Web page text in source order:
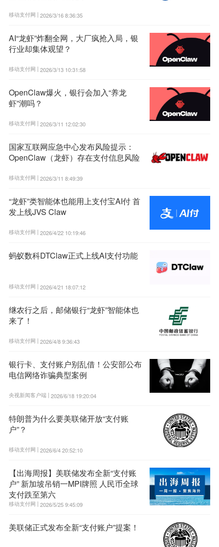
移动支付网 | 2026/3/16 8:36:35
AI“龙虾”炸翻全网，大厂疯抢入局，银
行业却集体观望？
移动支付网 | 2026/3/13 10:31:58
OpenClaw爆火，银行会加入“养龙
虾”潮吗？
移动支付网 | 2026/3/11 12:02:30
国家互联网应急中心发布风险提示：
OpenClaw（龙虾）存在支付信息风险
移动支付网 | 2026/3/11 8:49:39
“龙虾”类智能体也能用上支付宝AI付 首
发上线JVS Claw
移动支付网 | 2026/4/22 10:19:46
蚂蚁数科DTClaw正式上线AI支付功能
移动支付网 | 2026/4/21 18:07:12
继农行之后，邮储银行“龙虾”智能体也
来了！
移动支付网 | 2026/4/8 9:36:43
银行卡、支付账户别乱借！公安部公布
电信网络诈骗典型案例
央视新闻客户端 | 2026/6/18 19:20:04
特朗普为什么要美联储开放“支付账
户”？
移动支付网 | 2026/6/4 20:52:10
【出海周报】美联储发布全新“支付账
户” 新加坡吊销一MPI牌照 人民币全球
支付跌至第六
移动支付网 | 2026/5/25 9:45:09
美联储正式发布全新“支付账户”提案！